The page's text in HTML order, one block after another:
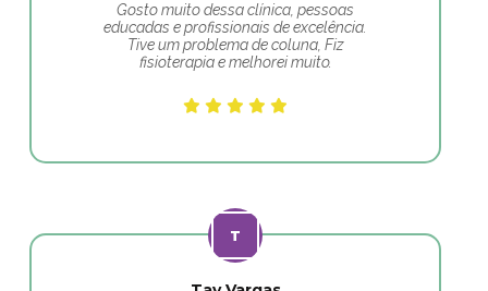
Gosto muito dessa clínica, pessoas
educadas e profissionais de excelência.
Tive um problema de coluna, Fiz
fisioterapia e melhorei muito.